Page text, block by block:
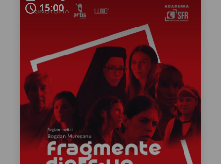
schedule15:00